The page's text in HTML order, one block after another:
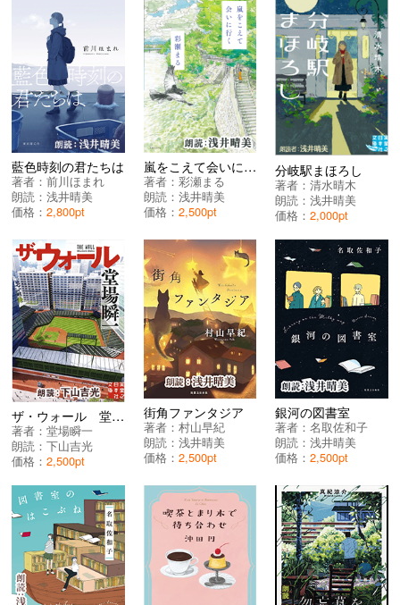
藍色時刻の君たちは
著者：前川ほまれ
朗読：浅井晴美
価格：2,800pt
嵐をこえて会いに行く
著者： 彩瀬まる
朗読： 浅井晴美
価格： 2,500pt
分岐駅まほろし
著者：清水晴木
朗読：浅井晴美
価格：2,000pt
ザ・ウォール 堂場瞬一スポーツ小説コレクション
著者：堂場瞬一
朗読：下山吉光
価格：2,500pt
街角ファンタジア
著者： 村山早紀
朗読： 浅井晴美
価格： 2,500pt
銀河の図書室
著者：名取佐和子
朗読：浅井晴美
価格：2,500pt